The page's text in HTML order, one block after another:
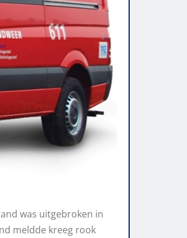
was uitgebroken in
meldde kreeg rook